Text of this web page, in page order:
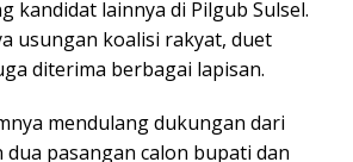
kandidat lainnya di Pilgub Sulsel.
usungan koalisi rakyat, duet
diterima berbagai lapisan.
mendulang dukungan dari
pasangan calon bupati dan